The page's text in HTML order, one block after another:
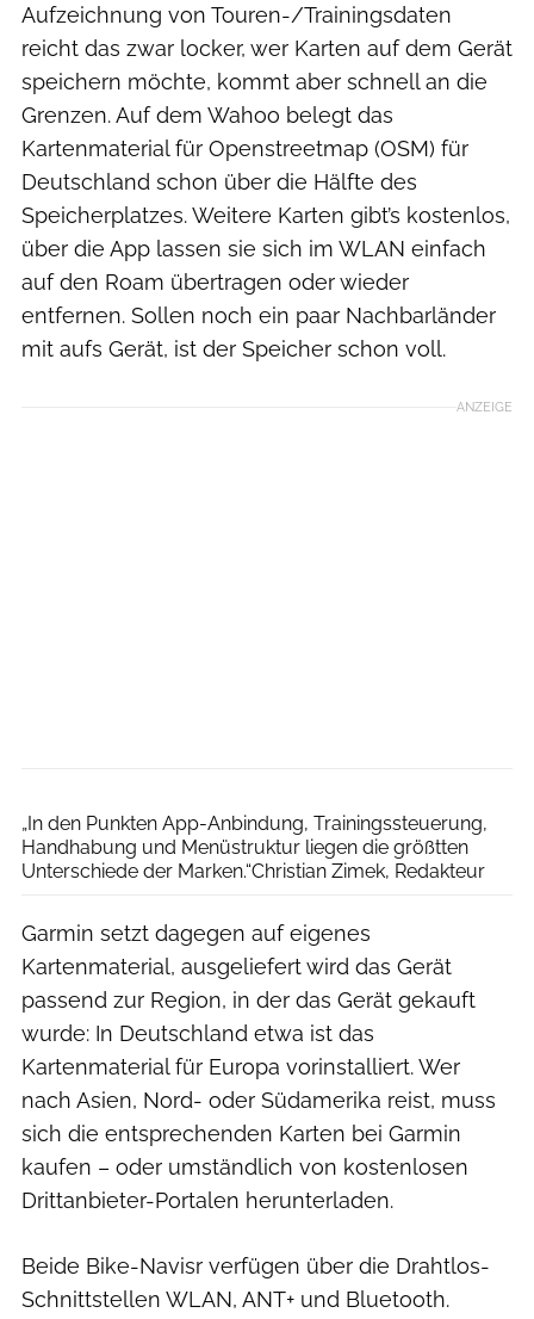
Aufzeichnung von Touren-/Trainingsdaten
reicht das zwar locker, wer Karten auf dem Gerät
speichern möchte, kommt aber schnell an die
Grenzen. Auf dem Wahoo belegt das
Kartenmaterial für Openstreetmap (OSM) für
Deutschland schon über die Hälfte des
Speicherplatzes. Weitere Karten gibt’s kostenlos,
über die App lassen sie sich im WLAN einfach
auf den Roam übertragen oder wieder
entfernen. Sollen noch ein paar Nachbarländer
mit aufs Gerät, ist der Speicher schon voll.
ANZEIGE
„In den Punkten App-Anbindung, Trainingssteuerung,
Handhabung und Menüstruktur liegen die größtten
Unterschiede der Marken.“Christian Zimek, Redakteur
Garmin setzt dagegen auf eigenes
Kartenmaterial, ausgeliefert wird das Gerät
passend zur Region, in der das Gerät gekauft
wurde: In Deutschland etwa ist das
Kartenmaterial für Europa vorinstalliert. Wer
nach Asien, Nord- oder Südamerika reist, muss
sich die entsprechenden Karten bei Garmin
kaufen – oder umständlich von kostenlosen
Drittanbieter-Portalen herunterladen.
Beide Bike-Navisr verfügen über die Drahtlos-
Schnittstellen WLAN, ANT+ und Bluetooth.